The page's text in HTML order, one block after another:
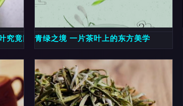
究竟因何问题被检出
青绿之境 一片茶叶上的东方美学